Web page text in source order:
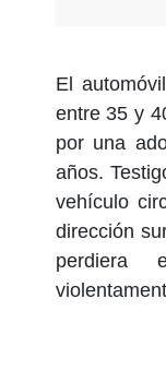
El
entre 35 y
por una
años.
vehículo
dirección
perdiera